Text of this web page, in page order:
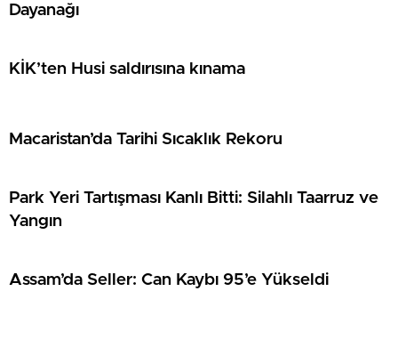
Dayanağı
KİK’ten Husi saldırısına kınama
Macaristan’da Tarihi Sıcaklık Rekoru
Park Yeri Tartışması Kanlı Bitti: Silahlı Taarruz ve
Yangın
Assam’da Seller: Can Kaybı 95’e Yükseldi